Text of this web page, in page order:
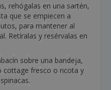
rehógalas en una sartén,
que se empiecen a
para mantener al
Retíralas y resérvalas en
sobre una bandeja,
cottage fresco o ricota y